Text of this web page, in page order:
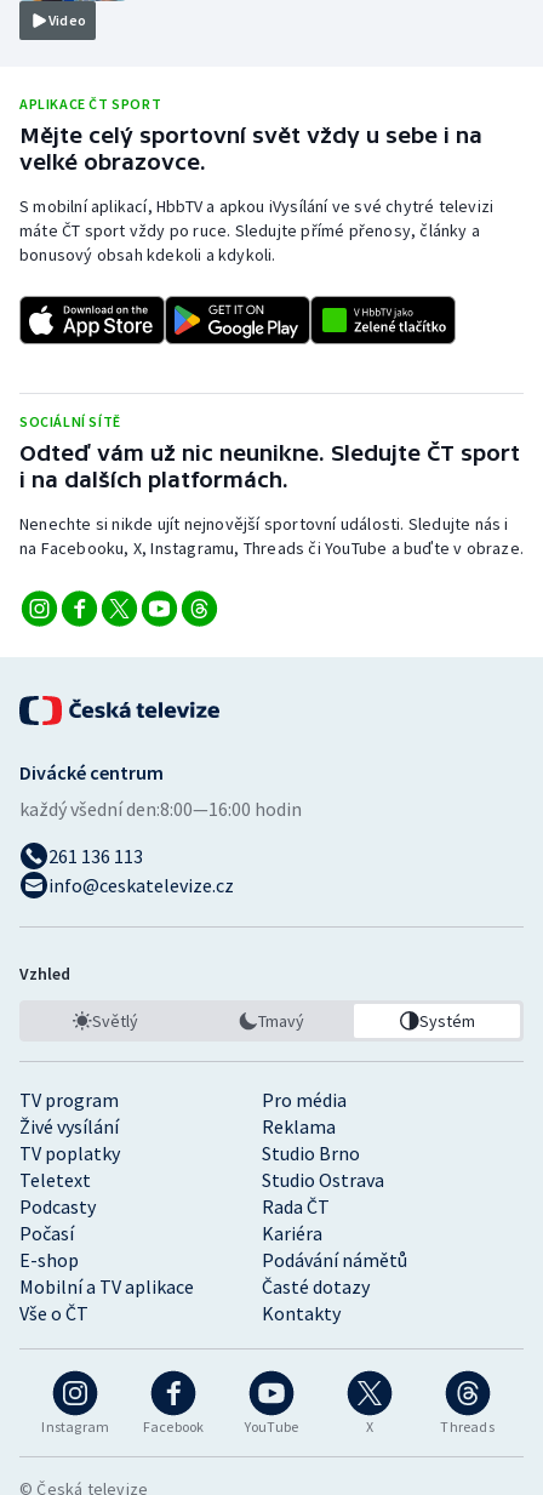
Plavání
Ragby
Rychlobruslení
Rychlostní kanoistika
Short track
Stolní tenis
Triatlon
Veslování
Vodní slalom
Volejbal
Ostatní
Video
APLIKACE ČT SPORT
Mějte celý sportovní svět vždy u sebe i na
velké obrazovce.
S mobilní aplikací, HbbTV a apkou iVysílání ve své chytré televizi
máte ČT sport vždy po ruce. Sledujte přímé přenosy, články a
bonusový obsah kdekoli a kdykoli.
SOCIÁLNÍ SÍTĚ
Odteď vám už nic neunikne. Sledujte ČT sport
i na dalších platformách.
Nenechte si nikde ujít nejnovější sportovní události. Sledujte nás i
na Facebooku, X, Instagramu, Threads či YouTube a buďte v obraze.
Instagram Facebook YouTube X Threads
TV program
Pro média
Živé vysílání
Reklama
TV poplatky
Studio Brno
Teletext
Studio Ostrava
Podcasty
Rada ČT
Počasí
Kariéra
E-shop
Podávání námětů
Mobilní a TV aplikace
Časté dotazy
Vše o ČT
Kontakty
Divácké centrum
každý všední den:8:00—16:00 hodin
261 136 113
info@ceskatelevize.cz
Vzhled
Světlý Tmavý Systém
© Česká televize